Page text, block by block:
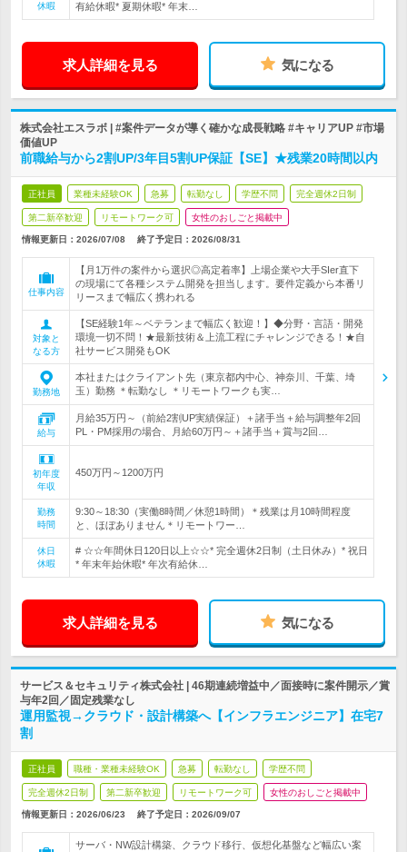
休暇
有給休暇* 夏期休暇* 年末…
求人詳細を見る 気になる
株式会社エスラボ | #案件データが導く確かな成長戦略 #キャリアUP #市場
価値UP
前職給与から2割UP/3年目5割UP保証【SE】★残業20時間以内
正社員 業種未経験OK 急募 転勤なし 学歴不問 完全週休2日制
第二新卒歓迎 リモートワーク可 女性のおしごと掲載中
情報更新日：2026/07/08 終了予定日： 2026/08/31
仕事内容
【月1万件の案件から選択◎高定着率】上場企業や大手SIer直下
の現場にて各種システム開発を担当します。要件定義から本番リ
リースまで幅広く携われる
対象と
なる方
【SE経験1年～ベテランまで幅広く歓迎！】◆分野・言語・開発
環境一切不問！★最新技術＆上流工程にチャレンジできる！★自
社サービス開発もOK
勤務地
本社またはクライアント先（東京都内中心、神奈川、千葉、埼
玉）勤務 ＊転勤なし ＊リモートワークも実…
給与
月給35万円～（前給2割UP実績保証）＋諸手当＋給与調整年2回
PL・PM採用の場合、月給60万円～＋諸手当＋賞与2回…
初年度
年収
450万円～1200万円
勤務
時間
9:30～18:30（実働8時間／休憩1時間）＊残業は月10時間程度
と、ほぼありません＊リモートワー…
休日
休暇
# ☆☆年間休日120日以上☆☆* 完全週休2日制（土日休み）* 祝日
* 年末年始休暇* 年次有給休…
求人詳細を見る 気になる
サービス＆セキュリティ株式会社 | 46期連続増益中／面接時に案件開示／賞
与年2回／固定残業なし
運用監視→クラウド・設計構築へ【インフラエンジニア】在宅7
割
正社員 職種・業種未経験OK 急募 転勤なし 学歴不問
完全週休2日制 第二新卒歓迎 リモートワーク可 女性のおしごと掲載中
情報更新日：2026/06/23 終了予定日： 2026/09/07
サーバ・NW設計構築、クラウド移行、仮想化基盤など幅広い案